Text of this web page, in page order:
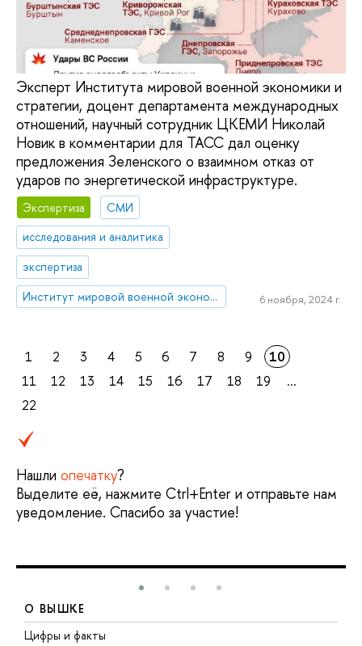
Эксперт Института мировой военной экономики и
стратегии, доцент департамента международных
отношений, научный сотрудник ЦКЕМИ Николай
Новик в комментарии для ТАСС дал оценку
предложения Зеленского о взаимном отказ от
ударов по энергетической инфраструктуре.
Экспертиза
СМИ
исследования и аналитика
экспертиза
Институт мировой военной экономики и стратегии
6 ноября, 2024 г.
1 2 3 4 5 6 7 8 9
10
11
12 13 14 15 16 17 18 19
...
22
Нашли опечатку?
Выделите её, нажмите Ctrl+Enter и отправьте нам
уведомление. Спасибо за участие!
О ВЫШКЕ
Цифры и факты